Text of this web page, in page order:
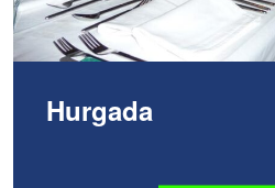
Hurgada